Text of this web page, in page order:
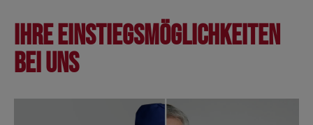
Ihre Einstiegsmöglichkeiten
bei uns